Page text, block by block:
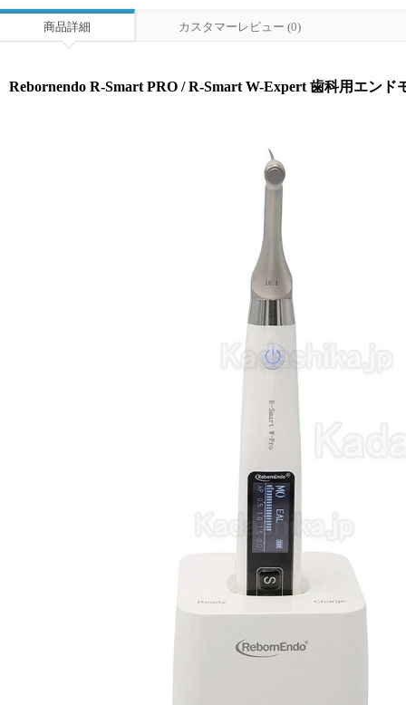
商品詳細 カスタマーレビュー (0)
Rebornendo R-Smart PRO / R-Smart W-Expert 歯科用エンド